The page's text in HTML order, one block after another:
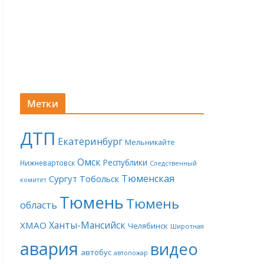
Метки
ДТП Екатеринбург Мельникайте
Нижневартовск Омск Республики Следственный
комитет Сургут Тобольск Тюменская
область ТюменьТюмень
ХМАО Ханты-Мансийск Челябинск Широтная
авария автобус автопожар видео